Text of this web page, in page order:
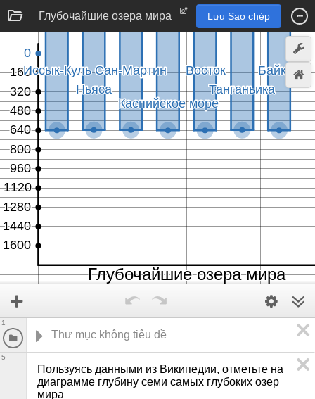
Глубочайшие озера мира Lưu Sao chép
1
Пользуясь данными из Википедии, отметьте на
диаграмме глубину семи самых глубоких озер
5